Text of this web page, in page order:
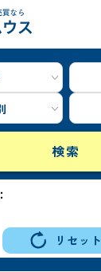
リセット